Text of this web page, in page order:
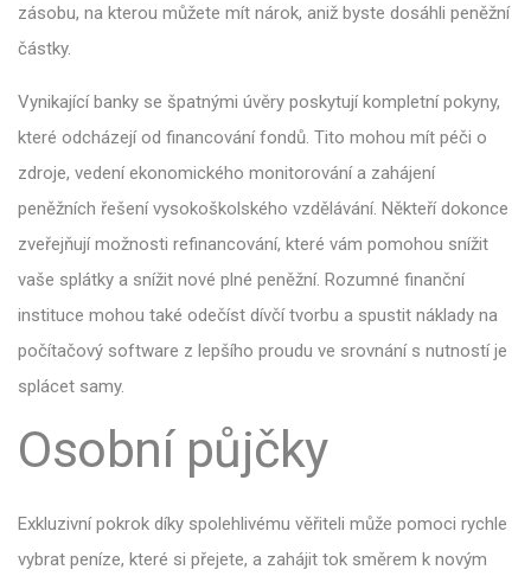
zásobu, na kterou můžete mít nárok, aniž byste dosáhli peněžní
částky.
Vynikající banky se špatnými úvěry poskytují kompletní pokyny,
které odcházejí od financování fondů. Tito mohou mít péči o
zdroje, vedení ekonomického monitorování a zahájení
peněžních řešení vysokoškolského vzdělávání. Někteří dokonce
zveřejňují možnosti refinancování, které vám pomohou snížit
vaše splátky a snížit nové plné peněžní. Rozumné finanční
instituce mohou také odečíst dívčí tvorbu a spustit náklady na
počítačový software z lepšího proudu ve srovnání s nutností je
splácet samy.
Osobní půjčky
Exkluzivní pokrok díky spolehlivému věřiteli může pomoci rychle
vybrat peníze, které si přejete, a zahájit tok směrem k novým